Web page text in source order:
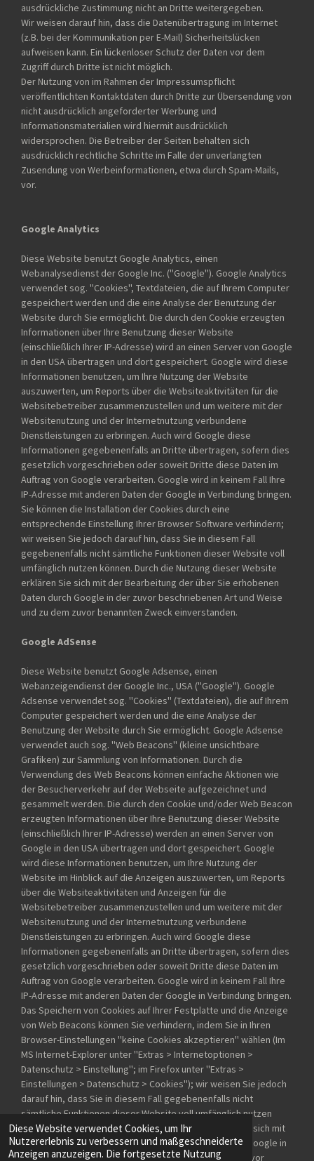
Diese Website verwendet Cookies, um Ihr
Nutzererlebnis zu verbessern und maßgeschneiderte
Anzeigen anzuzeigen. Die fortgesetzte Nutzung
ausdrückliche Zustimmung nicht an Dritte weitergegeben.
Wir weisen darauf hin, dass die Datenübertragung im Internet
(z.B. bei der Kommunikation per E-Mail) Sicherheitslücken
aufweisen kann. Ein lückenloser Schutz der Daten vor dem
Zugriff durch Dritte ist nicht möglich.
Der Nutzung von im Rahmen der Impressumspflicht
veröffentlichten Kontaktdaten durch Dritte zur Übersendung von
nicht ausdrücklich angeforderter Werbung und
Informationsmaterialien wird hiermit ausdrücklich
widersprochen. Die Betreiber der Seiten behalten sich
ausdrücklich rechtliche Schritte im Falle der unverlangten
Zusendung von Werbeinformationen, etwa durch Spam-Mails,
vor.
Google Analytics
Diese Website benutzt Google Analytics, einen
Webanalysedienst der Google Inc. (''Google''). Google Analytics
verwendet sog. ''Cookies'', Textdateien, die auf Ihrem Computer
gespeichert werden und die eine Analyse der Benutzung der
Website durch Sie ermöglicht. Die durch den Cookie erzeugten
Informationen über Ihre Benutzung dieser Website
(einschließlich Ihrer IP-Adresse) wird an einen Server von Google
in den USA übertragen und dort gespeichert. Google wird diese
Informationen benutzen, um Ihre Nutzung der Website
auszuwerten, um Reports über die Websiteaktivitäten für die
Websitebetreiber zusammenzustellen und um weitere mit der
Websitenutzung und der Internetnutzung verbundene
Dienstleistungen zu erbringen. Auch wird Google diese
Informationen gegebenenfalls an Dritte übertragen, sofern dies
gesetzlich vorgeschrieben oder soweit Dritte diese Daten im
Auftrag von Google verarbeiten. Google wird in keinem Fall Ihre
IP-Adresse mit anderen Daten der Google in Verbindung bringen.
Sie können die Installation der Cookies durch eine
entsprechende Einstellung Ihrer Browser Software verhindern;
wir weisen Sie jedoch darauf hin, dass Sie in diesem Fall
gegebenenfalls nicht sämtliche Funktionen dieser Website voll
umfänglich nutzen können. Durch die Nutzung dieser Website
erklären Sie sich mit der Bearbeitung der über Sie erhobenen
Daten durch Google in der zuvor beschriebenen Art und Weise
und zu dem zuvor benannten Zweck einverstanden.
Google AdSense
Diese Website benutzt Google Adsense, einen
Webanzeigendienst der Google Inc., USA (''Google''). Google
Adsense verwendet sog. ''Cookies'' (Textdateien), die auf Ihrem
Computer gespeichert werden und die eine Analyse der
Benutzung der Website durch Sie ermöglicht. Google Adsense
verwendet auch sog. ''Web Beacons'' (kleine unsichtbare
Grafiken) zur Sammlung von Informationen. Durch die
Verwendung des Web Beacons können einfache Aktionen wie
der Besucherverkehr auf der Webseite aufgezeichnet und
gesammelt werden. Die durch den Cookie und/oder Web Beacon
erzeugten Informationen über Ihre Benutzung dieser Website
(einschließlich Ihrer IP-Adresse) werden an einen Server von
Google in den USA übertragen und dort gespeichert. Google
wird diese Informationen benutzen, um Ihre Nutzung der
Website im Hinblick auf die Anzeigen auszuwerten, um Reports
über die Websiteaktivitäten und Anzeigen für die
Websitebetreiber zusammenzustellen und um weitere mit der
Websitenutzung und der Internetnutzung verbundene
Dienstleistungen zu erbringen. Auch wird Google diese
Informationen gegebenenfalls an Dritte übertragen, sofern dies
gesetzlich vorgeschrieben oder soweit Dritte diese Daten im
Auftrag von Google verarbeiten. Google wird in keinem Fall Ihre
IP-Adresse mit anderen Daten der Google in Verbindung bringen.
Das Speichern von Cookies auf Ihrer Festplatte und die Anzeige
von Web Beacons können Sie verhindern, indem Sie in Ihren
Browser-Einstellungen ''keine Cookies akzeptieren'' wählen (Im
MS Internet-Explorer unter ''Extras > Internetoptionen >
Datenschutz > Einstellung''; im Firefox unter ''Extras >
Einstellungen > Datenschutz > Cookies''); wir weisen Sie jedoch
darauf hin, dass Sie in diesem Fall gegebenenfalls nicht
sämtliche Funktionen dieser Website voll umfänglich nutzen
können. Durch die Nutzung dieser Website erklären Sie sich mit
der Bearbeitung der über Sie erhobenen Daten durch Google in
der zuvor beschriebenen Art und Weise und zu dem zuvor